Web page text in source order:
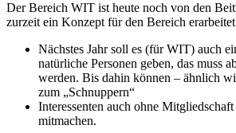
Der Bereich WIT ist heute noch von den
zurzeit ein Konzept für den Bereich
Nächstes Jahr soll es (für WIT) auch
natürliche Personen geben, das muss
werden. Bis dahin können – ähnlich
zum „Schnuppern“
Interessenten auch ohne
mitmachen.